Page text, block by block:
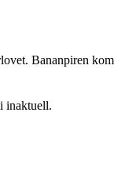
Bananpiren
inaktuell.